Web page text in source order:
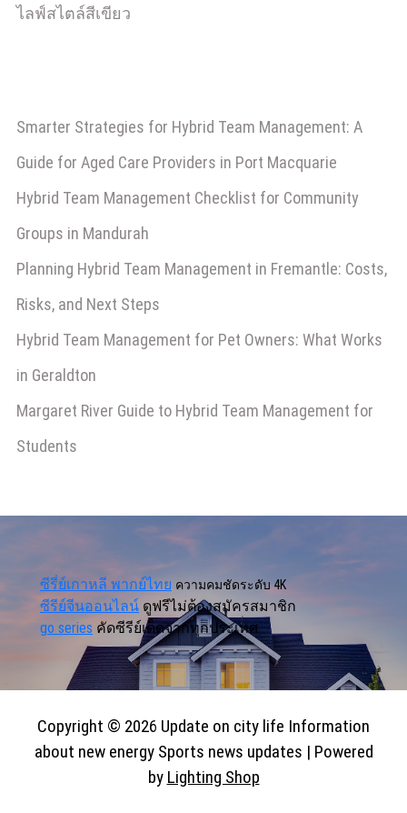
ไลฟ์สไตล์สีเขียว
Smarter Strategies for Hybrid Team Management: A
Guide for Aged Care Providers in Port Macquarie
Hybrid Team Management Checklist for Community
Groups in Mandurah
Planning Hybrid Team Management in Fremantle: Costs,
Risks, and Next Steps
Hybrid Team Management for Pet Owners: What Works
in Geraldton
Margaret River Guide to Hybrid Team Management for
Students
ซีรี่ย์เกาหลี พากย์ไทย ความคมชัดระดับ 4K
ซีรีย์จีนออนไลน์ ดูฟรีไม่ต้องสมัครสมาชิก
go series คัดซีรีย์เด็ดจากทุกประเทศ
Copyright © 2026 Update on city life Information
about new energy Sports news updates | Powered
by Lighting Shop